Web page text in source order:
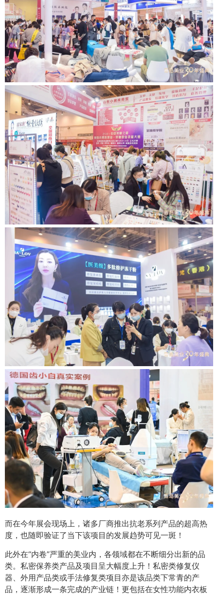
而在今年展会现场上，诸多厂商推出抗老系列产品的超高热
度，也随即验证了当下该项目的发展趋势可见一斑！
此外在“内卷”严重的美业内，各领域都在不断细分出新的品
类。私密保养类产品及项目呈大幅度上升！私密类修复仪
器、外用产品类或手法修复类项目亦是该品类下常青的产
品，逐渐形成一条完成的产业链！更包括在女性功能内衣板